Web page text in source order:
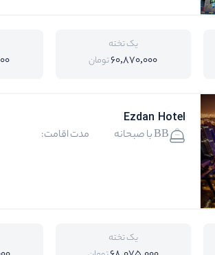
یک تخته
60,870,000تومان
Ezdan Hotel
BB با صبحانه مدت اقامت:
یک تخته